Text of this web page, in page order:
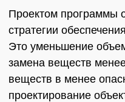
Проектом программы
стратегии
Это уменьшение
замена веществ
веществ в менее
проектирование